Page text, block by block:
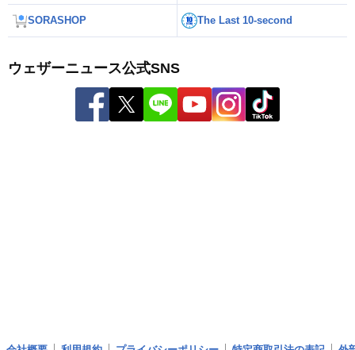
SORASHOP The Last 10-second
ウェザーニュース公式SNS